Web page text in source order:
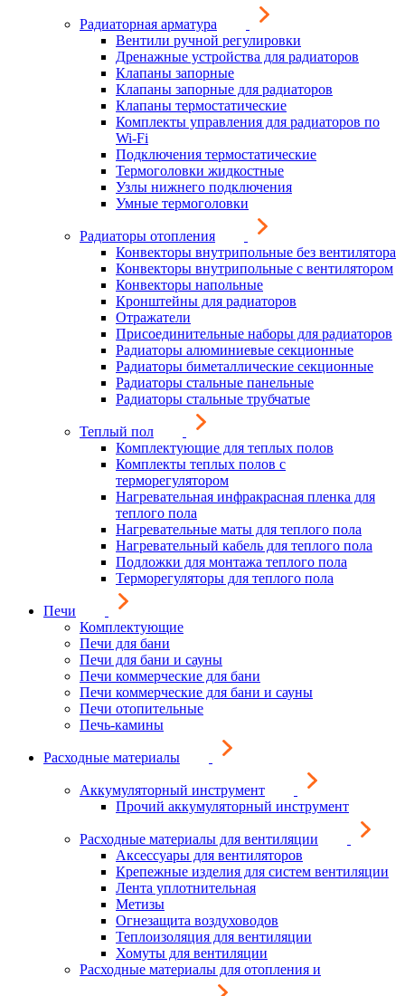
Радиаторная арматура
Вентили ручной регулировки
Дренажные устройства для радиаторов
Клапаны запорные
Клапаны запорные для радиаторов
Клапаны термостатические
Комплекты управления для радиаторов по
Wi-Fi
Подключения термостатические
Термоголовки жидкостные
Узлы нижнего подключения
Умные термоголовки
Радиаторы отопления
Конвекторы внутрипольные без вентилятора
Конвекторы внутрипольные с вентилятором
Конвекторы напольные
Кронштейны для радиаторов
Отражатели
Присоединительные наборы для радиаторов
Радиаторы алюминиевые секционные
Радиаторы биметаллические секционные
Радиаторы стальные панельные
Радиаторы стальные трубчатые
Теплый пол
Комплектующие для теплых полов
Комплекты теплых полов с
терморегулятором
Нагревательная инфракрасная пленка для
теплого пола
Нагревательные маты для теплого пола
Нагревательный кабель для теплого пола
Подложки для монтажа теплого пола
Терморегуляторы для теплого пола
Печи
Комплектующие
Печи для бани
Печи для бани и сауны
Печи коммерческие для бани
Печи коммерческие для бани и сауны
Печи отопительные
Печь-камины
Расходные материалы
Аккумуляторный инструмент
Прочий аккумуляторный инструмент
Расходные материалы для вентиляции
Аксессуары для вентиляторов
Крепежные изделия для систем вентиляции
Лента уплотнительная
Метизы
Огнезащита воздуховодов
Теплоизоляция для вентиляции
Хомуты для вентиляции
Расходные материалы для отопления и